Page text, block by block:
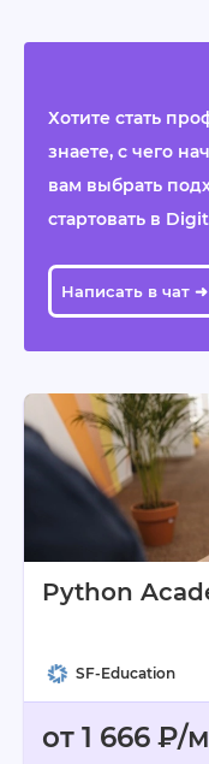
Хотите стать
знаете, с чего
вам выбрать
стартовать в
Написать в чат ➜
Python
SF-Education
от 1 666 ₽/